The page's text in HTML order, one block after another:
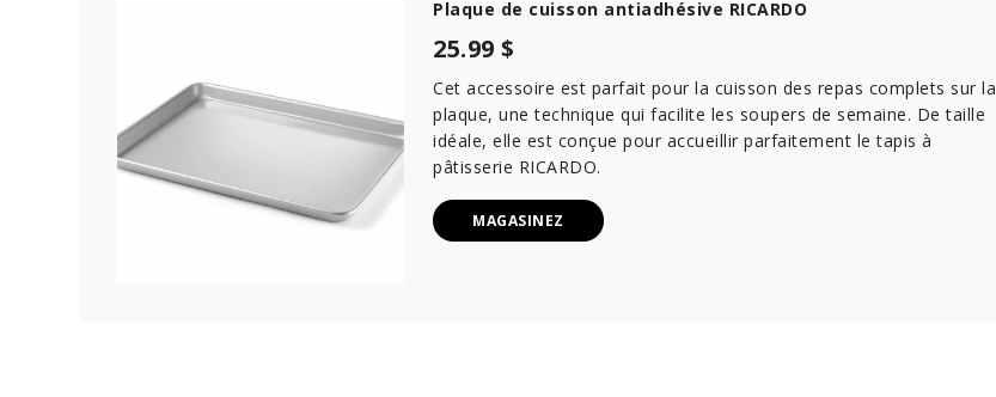
Plaque de cuisson antiadhésive RICARDO
25.99 $
Cet accessoire est parfait pour la cuisson des repas complets sur la
plaque, une technique qui facilite les soupers de semaine. De taille
idéale, elle est conçue pour accueillir parfaitement le tapis à
pâtisserie RICARDO.
MAGASINEZ